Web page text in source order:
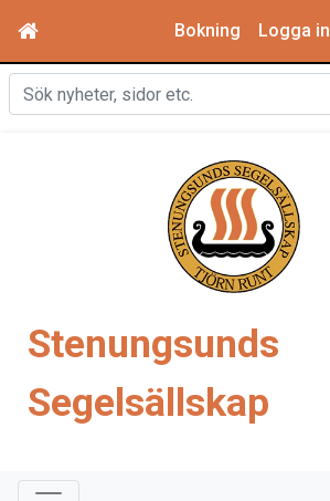
Bokning Logga in
Stenungsunds
Segelsällskap